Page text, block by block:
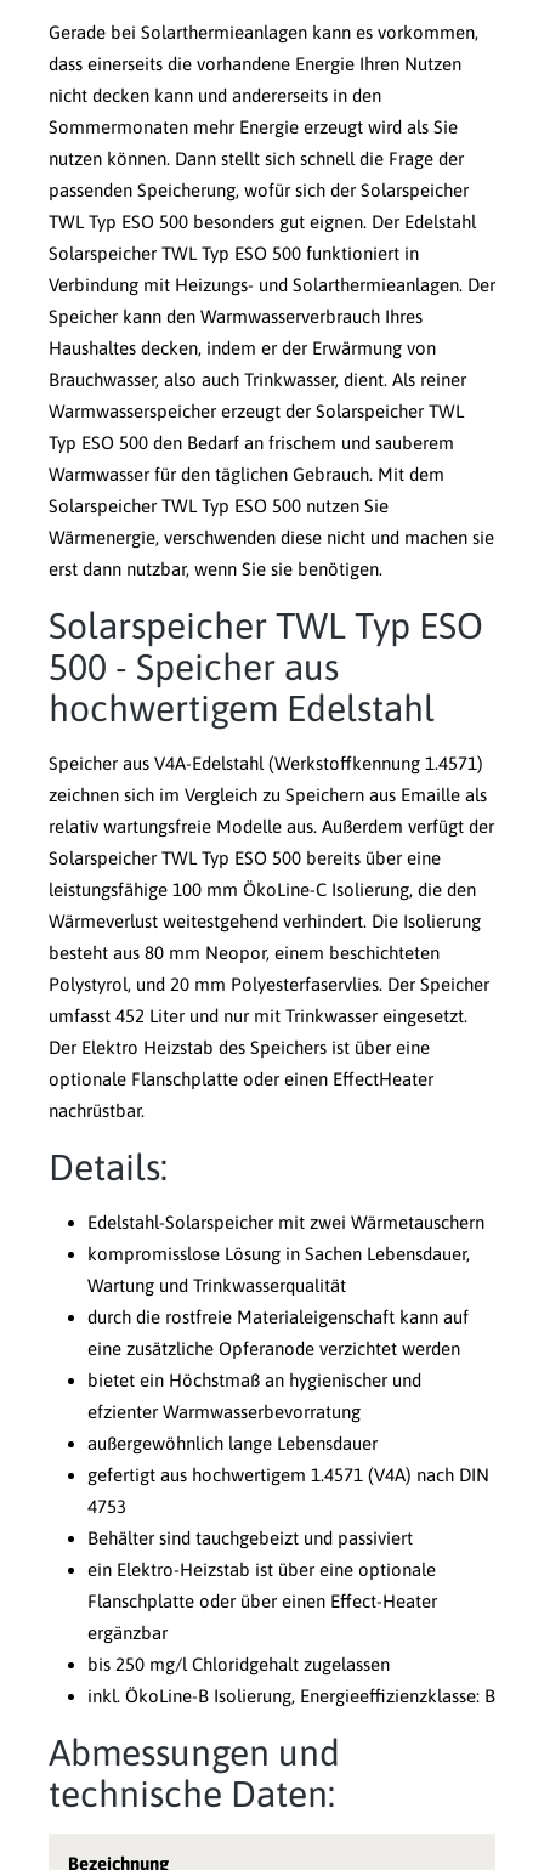
Gerade bei Solarthermieanlagen kann es vorkommen,
dass einerseits die vorhandene Energie Ihren Nutzen
nicht decken kann und andererseits in den
Sommermonaten mehr Energie erzeugt wird als Sie
nutzen können. Dann stellt sich schnell die Frage der
passenden Speicherung, wofür sich der Solarspeicher
TWL Typ ESO 500 besonders gut eignen. Der Edelstahl
Solarspeicher TWL Typ ESO 500 funktioniert in
Verbindung mit Heizungs- und Solarthermieanlagen. Der
Speicher kann den Warmwasserverbrauch Ihres
Haushaltes decken, indem er der Erwärmung von
Brauchwasser, also auch Trinkwasser, dient. Als reiner
Warmwasserspeicher erzeugt der Solarspeicher TWL
Typ ESO 500 den Bedarf an frischem und sauberem
Warmwasser für den täglichen Gebrauch. Mit dem
Solarspeicher TWL Typ ESO 500 nutzen Sie
Wärmenergie, verschwenden diese nicht und machen sie
erst dann nutzbar, wenn Sie sie benötigen.
Solarspeicher TWL Typ ESO
500 - Speicher aus
hochwertigem Edelstahl
Speicher aus V4A-Edelstahl (Werkstoffkennung 1.4571)
zeichnen sich im Vergleich zu Speichern aus Emaille als
relativ wartungsfreie Modelle aus. Außerdem verfügt der
Solarspeicher TWL Typ ESO 500 bereits über eine
leistungsfähige 100 mm ÖkoLine-C Isolierung, die den
Wärmeverlust weitestgehend verhindert. Die Isolierung
besteht aus 80 mm Neopor, einem beschichteten
Polystyrol, und 20 mm Polyesterfaservlies. Der Speicher
umfasst 452 Liter und nur mit Trinkwasser eingesetzt.
Der Elektro Heizstab des Speichers ist über eine
optionale Flanschplatte oder einen EffectHeater
nachrüstbar.
Details:
Edelstahl-Solarspeicher mit zwei Wärmetauschern
kompromisslose Lösung in Sachen Lebensdauer,
Wartung und Trinkwasserqualität
durch die rostfreie Materialeigenschaft kann auf
eine zusätzliche Opferanode verzichtet werden
bietet ein Höchstmaß an hygienischer und
efzienter Warmwasserbevorratung
außergewöhnlich lange Lebensdauer
gefertigt aus hochwertigem 1.4571 (V4A) nach DIN
4753
Behälter sind tauchgebeizt und passiviert
ein Elektro-Heizstab ist über eine optionale
Flanschplatte oder über einen Effect-Heater
ergänzbar
bis 250 mg/l Chloridgehalt zugelassen
inkl. ÖkoLine-B Isolierung, Energieeffizienzklasse: B
Abmessungen und
technische Daten:
Bezeichnung